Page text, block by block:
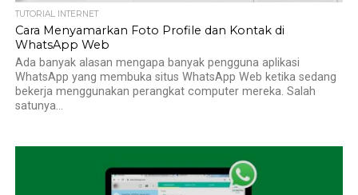
TUTORIAL INTERNET
Cara Menyamarkan Foto Profile dan Kontak di
WhatsApp Web
Ada banyak alasan mengapa banyak pengguna aplikasi
WhatsApp yang membuka situs WhatsApp Web ketika sedang
bekerja menggunakan perangkat computer mereka. Salah
satunya...